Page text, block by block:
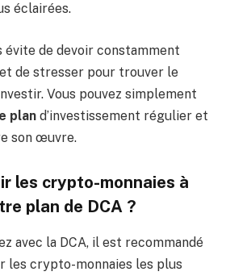
éclairées.
évite de devoir constamment
de stresser pour trouver le
Vous pouvez simplement
plan d’investissement régulier et
son œuvre.
les crypto-monnaies à
plan de DCA ?
avec la DCA, il est recommandé
les crypto-monnaies les plus